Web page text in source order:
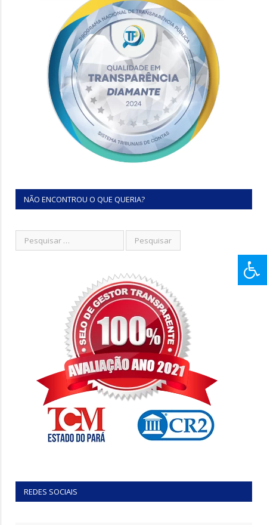
NÃO ENCONTROU O QUE QUERIA?
REDES SOCIAIS